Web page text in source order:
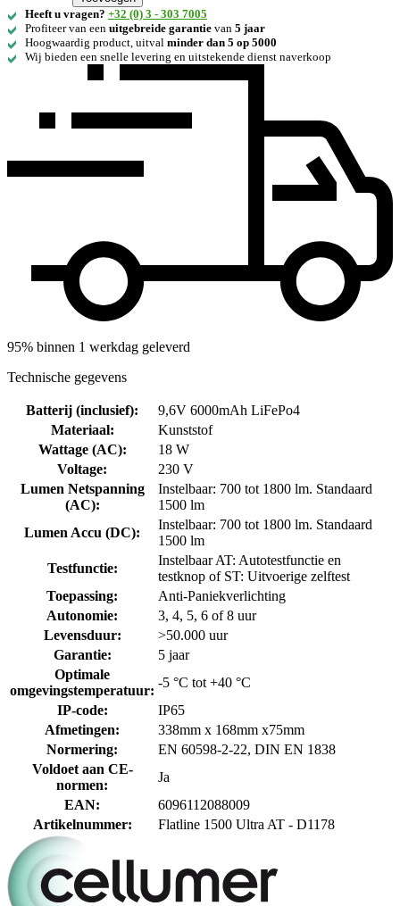
Heeft u vragen? +32 (0) 3 - 303 7005
Profiteer van een uitgebreide garantie van 5 jaar
Hoogwaardig product, uitval minder dan 5 op 5000
Wij bieden een snelle levering en uitstekende dienst naverkoop
95% binnen 1 werkdag geleverd
Technische gegevens
Batterij (inclusief):
9,6V 6000mAh LiFePo4
Materiaal:
Kunststof
Wattage (AC):
18 W
Voltage:
230 V
Lumen Netspanning
(AC):
Instelbaar: 700 tot 1800 lm. Standaard
1500 lm
Lumen Accu (DC):
Instelbaar: 700 tot 1800 lm. Standaard
1500 lm
Testfunctie:
Instelbaar AT: Autotestfunctie en
testknop of ST: Uitvoerige zelftest
Toepassing:
Anti-Paniekverlichting
Autonomie:
3, 4, 5, 6 of 8 uur
Levensduur:
>50.000 uur
Garantie:
5 jaar
Optimale
omgevingstemperatuur:
-5 °C tot +40 °C
IP-code:
IP65
Afmetingen:
338mm x 168mm x75mm
Normering:
EN 60598-2-22, DIN EN 1838
Voldoet aan CE-
normen:
Ja
EAN:
6096112088009
Artikelnummer: Flatline 1500 Ultra AT - D1178